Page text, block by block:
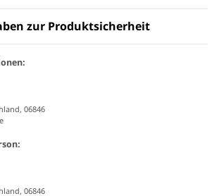
zur Produktsicherheit
06846
06846